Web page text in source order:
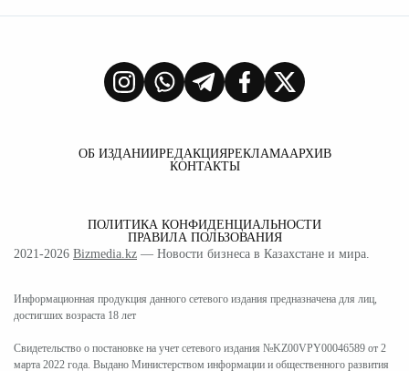
ОБ ИЗДАНИИРЕДАКЦИЯРЕКЛАМААРХИВ
КОНТАКТЫ
ПОЛИТИКА КОНФИДЕНЦИАЛЬНОСТИ
ПРАВИЛА ПОЛЬЗОВАНИЯ
2021-2026 Bizmedia.kz — Новости бизнеса в Казахстане и мира.
Информационная продукция данного сетевого издания предназначена для лиц,
достигших возраста 18 лет
Свидетельство о постановке на учет сетевого издания №KZ00VPY00046589 от 2
марта 2022 года. Выдано Министерством информации и общественного развития